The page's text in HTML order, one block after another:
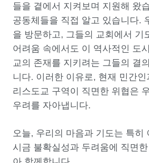
들을 곁에서 지켜보며 지원해 왔
공동체들을 직접 알고 있습니다.
을 방문하고, 그들의 교회에서 기
어려움 속에서도 이 역사적인 도
교의 존재를 지키려는 그들의 결
니다. 이러한 이유로, 현재 민간인
리스도교 구역이 직면한 위협은
우려를 자아냅니다.
오늘, 우리의 마음과 기도는 특히
시금 불확실성과 두려움에 직면